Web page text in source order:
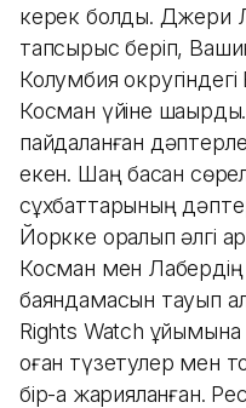
керек болды. Джери
тапсырыс беріп,
Колумбия
Косман үйіне
пайдаланған
екен. Шаң басқан
сұхбаттарының
Йоркке оралып әлгі
Косман мен Лабердің
баяндамасын тауып
Rights Watch
оған түзетулер мен
бір-ақ жарияланған.